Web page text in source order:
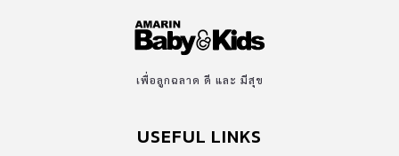
เพื่อลูกฉลาด ดี และ มีสุข
USEFUL LINKS